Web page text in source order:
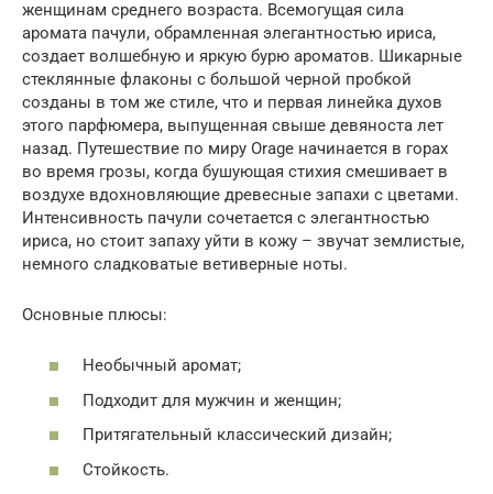
женщинам среднего возраста. Всемогущая сила
аромата пачули, обрамленная элегантностью ириса,
создает волшебную и яркую бурю ароматов. Шикарные
стеклянные флаконы с большой черной пробкой
созданы в том же стиле, что и первая линейка духов
этого парфюмера, выпущенная свыше девяноста лет
назад. Путешествие по миру Orage начинается в горах
во время грозы, когда бушующая стихия смешивает в
воздухе вдохновляющие древесные запахи с цветами.
Интенсивность пачули сочетается с элегантностью
ириса, но стоит запаху уйти в кожу – звучат землистые,
немного сладковатые ветиверные ноты.
Основные плюсы:
Необычный аромат;
Подходит для мужчин и женщин;
Притягательный классический дизайн;
Стойкость.